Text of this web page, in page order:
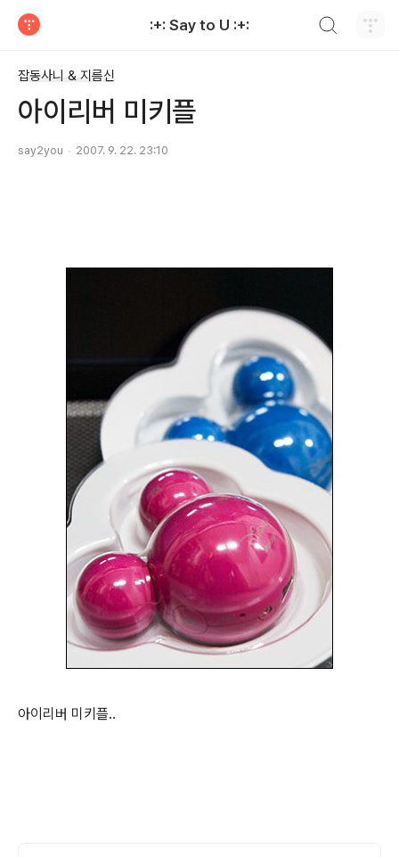
:+: Say to U :+:
잡동사니 & 지름신
아이리버 미키플
say2you 2007. 9. 22. 23:10
아이리버 미키플..